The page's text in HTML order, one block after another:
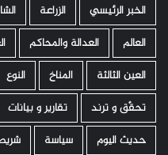
الخبر الرئيسي
الزراعة
العالم
العدالة والمحاكم
العين الثالثة
المناخ النوع
تحقّق و ترند
تقارير و بيانات
حديث اليوم
سياسة